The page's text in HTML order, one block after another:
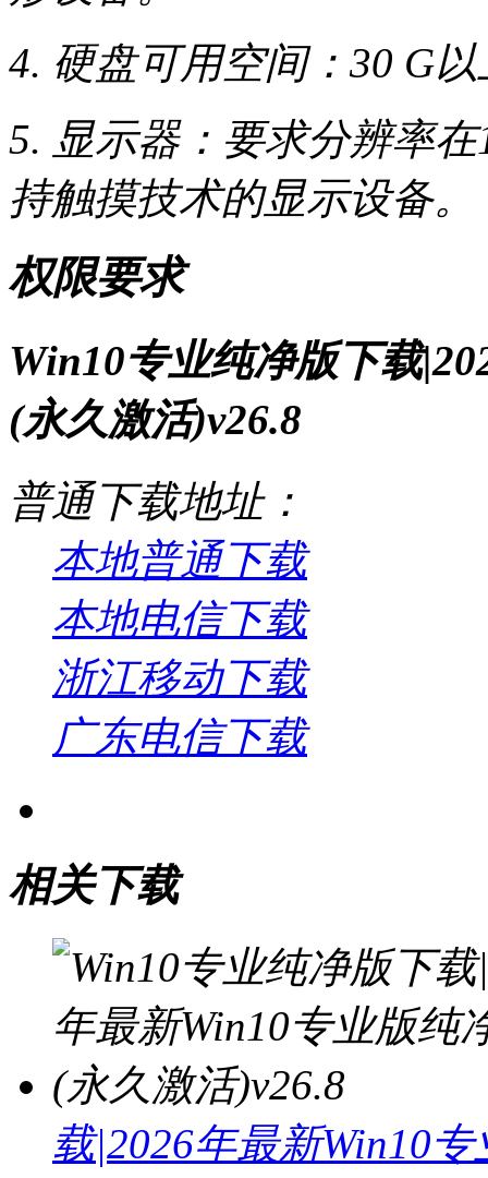
4. 硬盘可用空间：30 G
5. 显示器：要求分辨率
持触摸技术的显示设备。
权限要求
Win10专业纯净版下载
(永久激活)v26.8
普通下载地址：
本地普通下载
本地电信下载
浙江移动下载
广东电信下载
相关下载
载|2026年最新Win10